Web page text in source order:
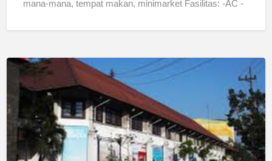
mana-mana, tempat makan, minimarket Fasilitas: -AC -
KOST
PRIA
SURABAYA
TENGAH
KOTA